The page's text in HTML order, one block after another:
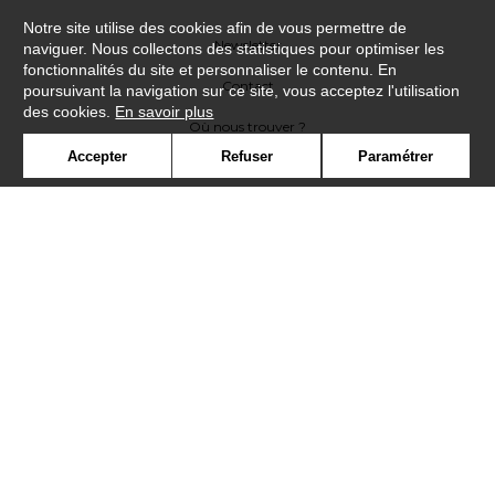
Newsletter
Contact
Où nous trouver ?
Notre site utilise des cookies afin de vous permettre de
naviguer. Nous collectons des statistiques pour optimiser les
fonctionnalités du site et personnaliser le contenu. En
poursuivant la navigation sur ce site, vous acceptez l'utilisation
des cookies. En savoir plus
Accepter Refuser Paramétrer